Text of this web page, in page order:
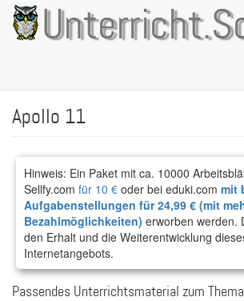
Direkt
zum
Inhalt
Apollo 11
Hinweis: Ein Paket mit ca. 10000
Sellfy.com für 10 € oder bei eduki.com mit
Aufgabenstellungen für 24,99 € (mit
Bezahlmöglichkeiten) erworben werden.
den Erhalt und die Weiterentwicklung
Internetangebots.
Passendes Unterrichtsmaterial zum